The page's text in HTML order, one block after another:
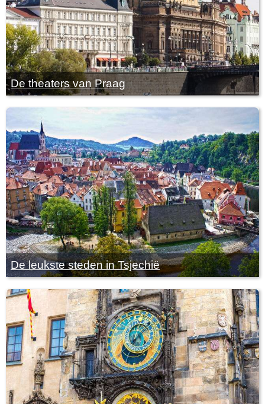
De theaters van Praag
De leukste steden in Tsjechië